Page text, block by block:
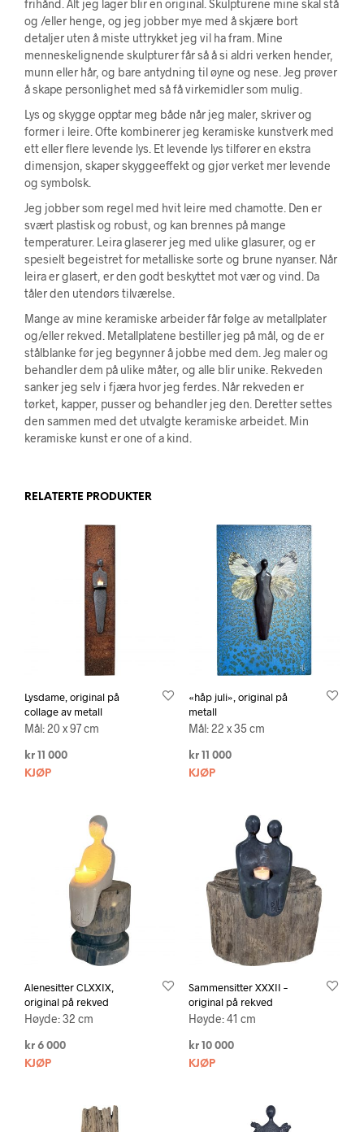
frihånd. Alt jeg lager blir en original. Skulpturene mine skal stå
og /eller henge, og jeg jobber mye med å skjære bort
detaljer uten å miste uttrykket jeg vil ha fram. Mine
menneskelignende skulpturer får så å si aldri verken hender,
munn eller hår, og bare antydning til øyne og nese. Jeg prøver
å skape personlighet med så få virkemidler som mulig.
Lys og skygge opptar meg både når jeg maler, skriver og
former i leire. Ofte kombinerer jeg keramiske kunstverk med
ett eller flere levende lys. Et levende lys tilfører en ekstra
dimensjon, skaper skyggeeffekt og gjør verket mer levende
og symbolsk.
Jeg jobber som regel med hvit leire med chamotte. Den er
svært plastisk og robust, og kan brennes på mange
temperaturer. Leira glaserer jeg med ulike glasurer, og er
spesielt begeistret for metalliske sorte og brune nyanser. Når
leira er glasert, er den godt beskyttet mot vær og vind. Da
tåler den utendørs tilværelse.
Mange av mine keramiske arbeider får følge av metallplater
og/eller rekved. Metallplatene bestiller jeg på mål, og de er
stålblanke før jeg begynner å jobbe med dem. Jeg maler og
behandler dem på ulike måter, og alle blir unike. Rekveden
sanker jeg selv i fjæra hvor jeg ferdes. Når rekveden er
tørket, kapper, pusser og behandler jeg den. Deretter settes
den sammen med det utvalgte keramiske arbeidet. Min
keramiske kunst er one of a kind.
RELATERTE PRODUKTER
Lysdame, original på
collage av metall
Mål: 20 x 97 cm
kr 11 000
KJØP
«håp juli», original på
metall
Mål: 22 x 35 cm
kr11 000
KJØP
Alenesitter CLXXIX,
original på rekved
Høyde: 32 cm
kr 6 000
KJØP
Sammensitter XXXII –
original på rekved
Høyde: 41 cm
kr10 000
KJØP